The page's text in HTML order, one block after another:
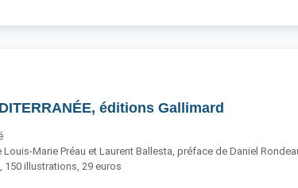
éditions Gallimard
Marie Préau et Laurent Ballesta, préface de Daniel
150 illustrations, 29 euros